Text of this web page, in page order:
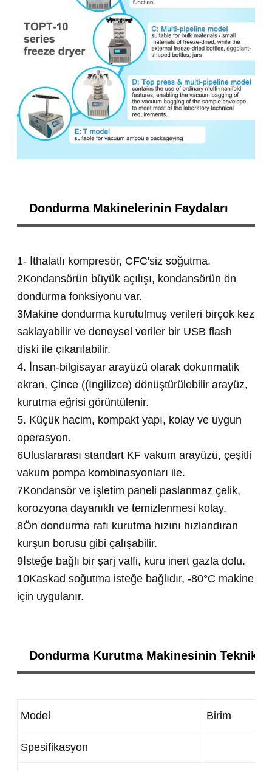
Dondurma Makinelerinin Faydaları
1- İthalatlı kompresör, CFC'siz soğutma.
2Kondansörün büyük açılışı, kondansörün ön
dondurma fonksiyonu var.
3Makine dondurma kurutulmuş verileri birçok kez
saklayabilir ve deneysel veriler bir USB flash
diski ile çıkarılabilir.
4. İnsan-bilgisayar arayüzü olarak dokunmatik
ekran, Çince ((İngilizce) dönüştürülebilir arayüz,
kurutma eğrisi görüntülenir.
5. Küçük hacim, kompakt yapı, kolay ve uygun
operasyon.
6Uluslararası standart KF vakum arayüzü, çeşitli
vakum pompa kombinasyonları ile.
7Kondansör ve işletim paneli paslanmaz çelik,
korozyona dayanıklı ve temizlenmesi kolay.
8Ön dondurma rafı kurutma hızını hızlandıran
kurşun borusu gibi çalışabilir.
9İsteğe bağlı bir şarj valfi, kuru inert gazla dolu.
10Kaskad soğutma isteğe bağlıdır, -80°C makine
için uygulanır.
Dondurma Kurutma Makinesinin Teknik
Model Birim
Spesifikasyon